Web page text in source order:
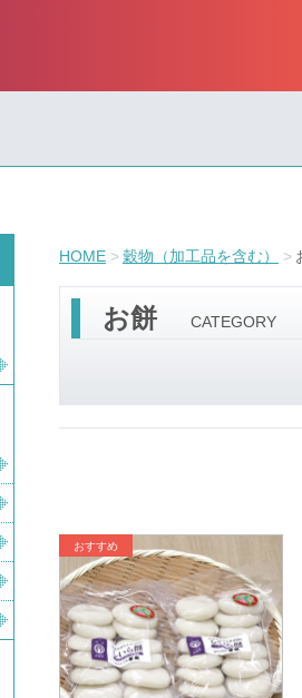
HOME 穀物（加工品を含む）
お餅 CATEGORY